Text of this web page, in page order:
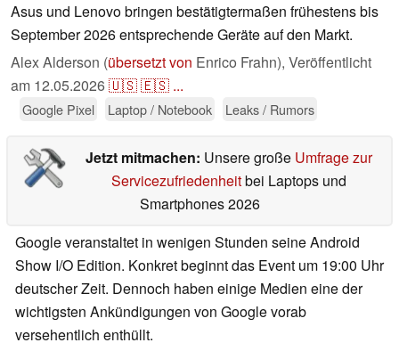
Asus und Lenovo bringen bestätigtermaßen frühestens bis
September 2026 entsprechende Geräte auf den Markt.
Alex Alderson (übersetzt von Enrico Frahn), Veröffentlicht
am 12.05.2026🇺🇸🇪🇸 ...
Google Pixel Laptop / Notebook Leaks / Rumors
Jetzt mitmachen: Unsere große Umfrage zur
Servicezufriedenheitbei Laptops und
Smartphones 2026
Google veranstaltet in wenigen Stunden seine Android
Show I/O Edition. Konkret beginnt das Event um 19:00 Uhr
deutscher Zeit. Dennoch haben einige Medien eine der
wichtigsten Ankündigungen von Google vorab
versehentlich enthüllt.